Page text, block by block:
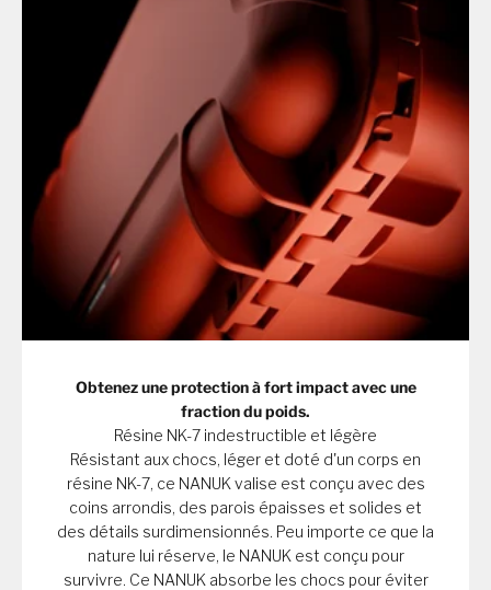
Obtenez une protection à fort impact avec une
fraction du poids.
Résine NK-7 indestructible et légère
Résistant aux chocs, léger et doté d'un corps en
résine NK-7, ce NANUK valise est conçu avec des
coins arrondis, des parois épaisses et solides et
des détails surdimensionnés. Peu importe ce que la
nature lui réserve, le NANUK est conçu pour
survivre. Ce NANUK absorbe les chocs pour éviter